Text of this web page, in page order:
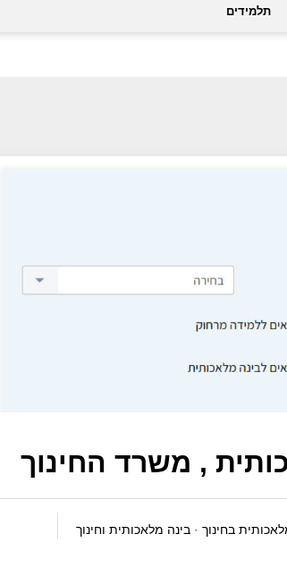
תלמידים
, משרד החינוך
בחינוך · בינה מלאכותית וחינוך